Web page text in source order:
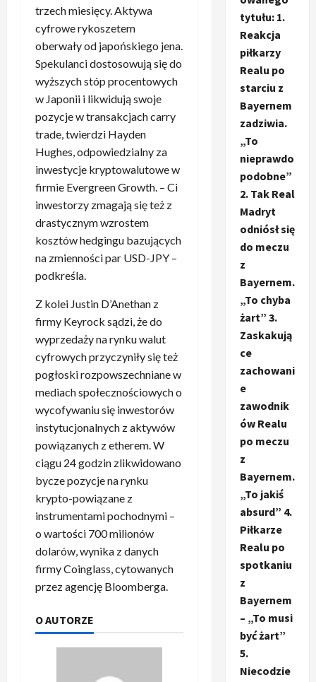
trzech miesięcy. Aktywa
cyfrowe rykoszetem
oberwały od japońskiego jena.
Spekulanci dostosowują się do
wyższych stóp procentowych
w Japonii i likwidują swoje
pozycje w transakcjach carry
trade, twierdzi Hayden
Hughes, odpowiedzialny za
inwestycje kryptowalutowe w
firmie Evergreen Growth. – Ci
inwestorzy zmagają się też z
drastycznym wzrostem
kosztów hedgingu bazujących
na zmienności par USD-JPY –
podkreśla.
Z kolei Justin D’Anethan z
firmy Keyrock sądzi, że do
wyprzedaży na rynku walut
cyfrowych przyczyniły się też
pogłoski rozpowszechniane w
mediach społecznościowych o
wycofywaniu się inwestorów
instytucjonalnych z aktywów
powiązanych z etherem. W
ciągu 24 godzin zlikwidowano
bycze pozycje na rynku
krypto-powiązane z
instrumentami pochodnymi –
o wartości 700 milionów
dolarów, wynika z danych
firmy Coinglass, cytowanych
przez agencję Bloomberga.
O AUTORZE
tytułu: 1.
Reakcja
piłkarzy
Realu po
starciu z
Bayernem
zadziwia.
„To
nieprawdo
podobne”
2. Tak Real
Madryt
odniósł się
do meczu
z
Bayernem.
„To chyba
żart” 3.
Zaskakują
ce
zachowani
e
zawodnik
ów Realu
po meczu
z
Bayernem.
„To jakiś
absurd” 4.
Piłkarze
Realu po
spotkaniu
z
Bayernem
– „To musi
być żart”
5.
Niecodzie